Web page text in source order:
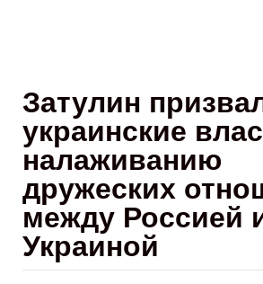
Затулин
украинские
налаживанию
дружеских
между Россией
Украиной